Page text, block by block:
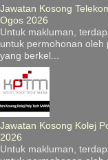
Jawatan Kosong
Ogos 2026
Untuk makluman,
untuk permohonan oleh
yang berkel...
Jawatan Kosong Kolej
2026
Untuk makluman,